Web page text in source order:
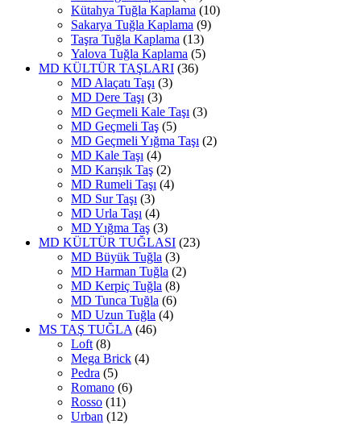
Kütahya Tuğla Kaplama (10)
Sakarya Tuğla Kaplama (9)
Taşra Tuğla Kaplama (13)
Yalova Tuğla Kaplama (5)
MD KÜLTÜR TAŞLARI (36)
MD Alaçatı Taşı (3)
MD Dere Taşı (3)
MD Geçmeli Kale Taşı (3)
MD Geçmeli Taş (5)
MD Geçmeli Yığma Taşı (2)
MD Kale Taşı (4)
MD Karışık Taş (2)
MD Rumeli Taşı (4)
MD Sur Taşı (3)
MD Urla Taşı (4)
MD Yığma Taş (3)
MD KÜLTÜR TUĞLASI (23)
MD Büyük Tuğla (3)
MD Harman Tuğla (2)
MD Kerpiç Tuğla (8)
MD Tunca Tuğla (6)
MD Uzun Tuğla (4)
MS TAŞ TUĞLA (46)
Loft (8)
Mega Brick (4)
Pedra (5)
Romano (6)
Rosso (11)
Urban (12)